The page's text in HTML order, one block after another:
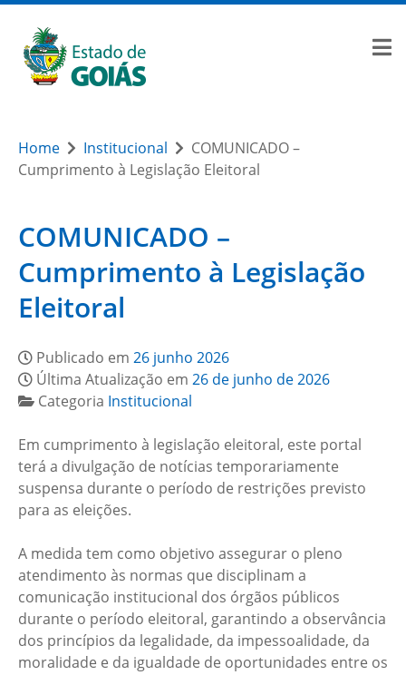
Home Institucional
COMUNICADO –
Cumprimento à Legislação Eleitoral
COMUNICADO –
Cumprimento à Legislação
Eleitoral
Publicado em 26 junho 2026
Última Atualização em 26 de junho de 2026
Categoria Institucional
Em cumprimento à legislação eleitoral, este portal
terá a divulgação de notícias temporariamente
suspensa durante o período de restrições previsto
para as eleições.
A medida tem como objetivo assegurar o pleno
atendimento às normas que disciplinam a
comunicação institucional dos órgãos públicos
durante o período eleitoral, garantindo a observância
dos princípios da legalidade, da impessoalidade, da
moralidade e da igualdade de oportunidades entre os